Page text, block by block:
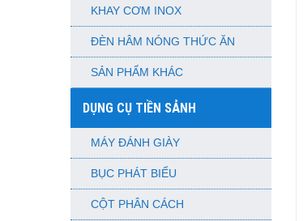
KHAY CƠM INOX
ĐÈN HÂM NÓNG THỨC ĂN
SẢN PHẨM KHÁC
DỤNG CỤ TIỀN SẢNH
MÁY ĐÁNH GIÀY
BỤC PHÁT BIỂU
CỘT PHÂN CÁCH